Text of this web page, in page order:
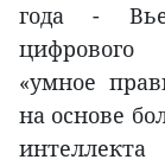
года -
цифрового
«умное
на основе